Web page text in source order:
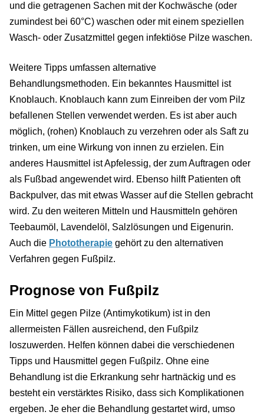
und die getragenen Sachen mit der Kochwäsche (oder
zumindest bei 60°C) waschen oder mit einem speziellen
Wasch- oder Zusatzmittel gegen infektiöse Pilze waschen.
Weitere Tipps umfassen alternative
Behandlungsmethoden. Ein bekanntes Hausmittel ist
Knoblauch. Knoblauch kann zum Einreiben der vom Pilz
befallenen Stellen verwendet werden. Es ist aber auch
möglich, (rohen) Knoblauch zu verzehren oder als Saft zu
trinken, um eine Wirkung von innen zu erzielen. Ein
anderes Hausmittel ist Apfelessig, der zum Auftragen oder
als Fußbad angewendet wird. Ebenso hilft Patienten oft
Backpulver, das mit etwas Wasser auf die Stellen gebracht
wird. Zu den weiteren Mitteln und Hausmitteln gehören
Teebaumöl, Lavendelöl, Salzlösungen und Eigenurin.
Auch die Phototherapie gehört zu den alternativen
Verfahren gegen Fußpilz.
Prognose von Fußpilz
Ein Mittel gegen Pilze (Antimykotikum) ist in den
allermeisten Fällen ausreichend, den Fußpilz
loszuwerden. Helfen können dabei die verschiedenen
Tipps und Hausmittel gegen Fußpilz. Ohne eine
Behandlung ist die Erkrankung sehr hartnäckig und es
besteht ein verstärktes Risiko, dass sich Komplikationen
ergeben. Je eher die Behandlung gestartet wird, umso